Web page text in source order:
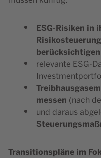
ESG-Risiken in
berücksichtigen
relevante ESG-
messen (nach
und daraus
Transitionspläne im